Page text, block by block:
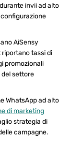
invii ad alto
AiSensy
tassi di
promozionali
del settore
WhatsApp ad alto
di marketing
strategia di
campagne.